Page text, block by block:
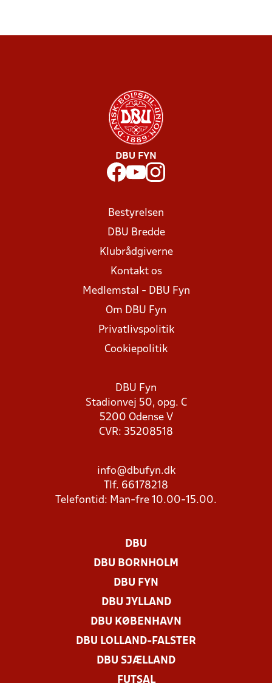
DBU FYN
Bestyrelsen
DBU Bredde
Klubrådgiverne
Kontakt os
Medlemstal - DBU Fyn
Om DBU Fyn
Privatlivspolitik
Cookiepolitik
DBU Fyn
Stadionvej 50, opg. C
5200 Odense V
CVR: 35208518
info@dbufyn.dk
Tlf. 66178218
Telefontid: Man-fre 10.00-15.00.
DBU
DBU BORNHOLM
DBU FYN
DBU JYLLAND
DBU KØBENHAVN
DBU LOLLAND-FALSTER
DBU SJÆLLAND
FUTSAL